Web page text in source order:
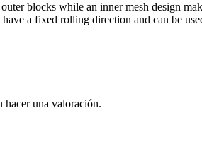
blocks while an inner mesh design
a fixed rolling direction and can be
hacer una valoración.